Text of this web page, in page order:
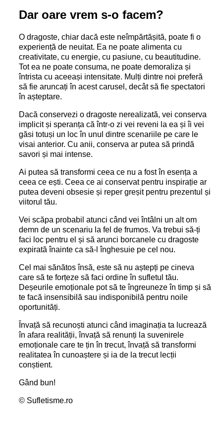
Dar oare vrem s-o facem?
O dragoste, chiar dacă este neîmpărtășită, poate fi o
experiență de neuitat. Ea ne poate alimenta cu
creativitate, cu energie, cu pasiune, cu beautitudine.
Tot ea ne poate consuma, ne poate demoraliza și
întrista cu aceeași intensitate. Mulți dintre noi preferă
să fie aruncați în acest carusel, decât să fie spectatori
în așteptare.
Dacă conservezi o dragoste nerealizată, vei conserva
implicit și speranța că într-o zi vei reveni la ea și îi vei
găsi totuși un loc în unul dintre scenariile pe care le
visai anterior. Cu anii, conserva ar putea să prindă
savori și mai intense.
Ai putea să transformi ceea ce nu a fost în esența a
ceea ce ești. Ceea ce ai conservat pentru inspirație ar
putea deveni obsesie și reper greșit pentru prezentul și
viitorul tău.
Vei scăpa probabil atunci când vei întâlni un alt om
demn de un scenariu la fel de frumos. Va trebui să-ți
faci loc pentru el și să arunci borcanele cu dragoste
expirată înainte ca să-l înghesuie pe cel nou.
Cel mai sănătos însă, este să nu aștepți pe cineva
care să te forțeze să faci ordine în sufletul tău.
Deșeurile emoționale pot să te îngreuneze în timp și să
te facă insensibilă sau indisponibilă pentru noile
oportunități.
Învață să recunoști atunci când imaginația ta lucrează
în afara realității, învață să renunți la suvenirele
emoționale care te țin în trecut, învață să transformi
realitatea în cunoaștere și ia de la trecut lecții
conștient.
Gând bun!
© Sufletisme.ro